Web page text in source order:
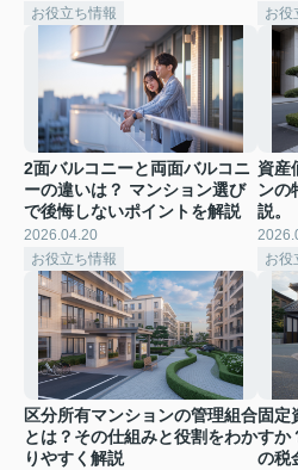
お役立ち情報
お役
2面バルコニーと両面バルコニ
ーの違いは？ マンション選び
で後悔しないポイントを解説
2026.04.20
お役立ち情報
資産
ンの
説。
お役
区分所有マンションの管理組合
とは？その仕組みと役割をわか
りやすく解説
固定
すか
の税